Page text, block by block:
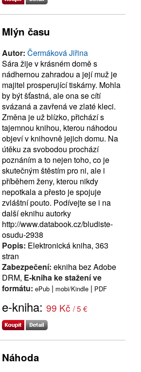
Mlýn času
Autor: Čermáková Jiřina
Sára žije v krásném domě s
nádhernou zahradou a její muž je
majitel prosperující tiskárny. Mohla
by být šťastná, ale ona se cítí
svázaná a zavřená ve zlaté kleci.
Změna je už blízko, přichází s
tajemnou knihou, kterou náhodou
objeví v knihovně jejich domu. Na
útěku za svobodou prochází
poznáním a to nejen toho, co je
skutečným štěstím pro ni, ale i
příběhem ženy, kterou nikdy
nepotkala a přesto je spojuje
zvláštní pouto. Podívejte se i na
další eknihu autorky
http://www.databook.cz/bludiste-
osudu-2938
Popis: Elektronická kniha, 363
stran
Zabezpečení: ekniha bez Adobe
DRM, E-kniha ke stažení ve
formátu: ePub | mobi/Kindle | PDF
e-kniha: 99 Kč / 5 €
Náhoda